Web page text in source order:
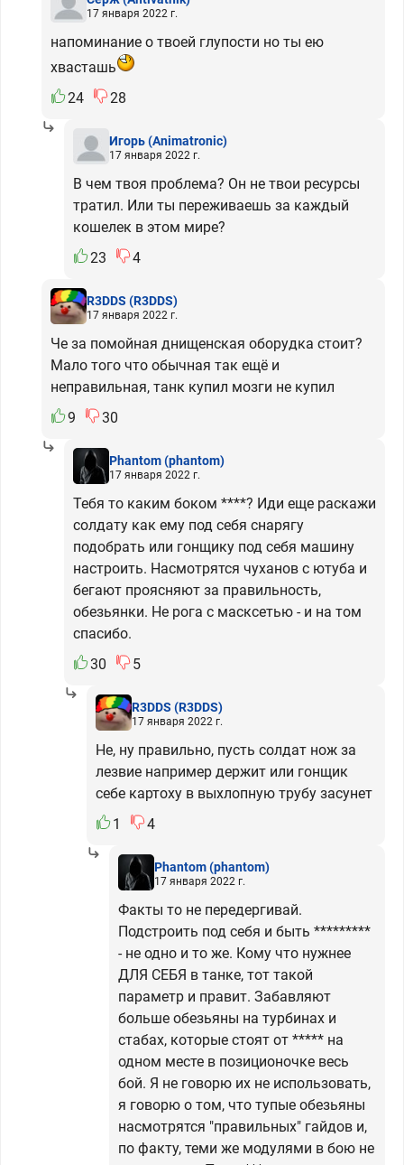
17 января 2022 г.
напоминание о твоей глупости но ты ею
хвасташь
24
28
Игорь(Animatronic)
17 января 2022 г.
В чем твоя проблема? Он не твои ресурсы
тратил. Или ты переживаешь за каждый
кошелек в этом мире?
23
4
R3DDS (R3DDS)
17 января 2022 г.
Че за помойная днищенская оборудка стоит?
Мало того что обычная так ещё и
неправильная, танк купил мозги не купил
9
30
Phantom(phantom)
17 января 2022 г.
Тебя то каким боком ****? Иди еще раскажи
солдату как ему под себя снарягу
подобрать или гонщику под себя машину
настроить. Насмотрятся чуханов с ютуба и
бегают проясняют за правильность,
обезьянки. Не рога с масксетью - и на том
спасибо.
30
5
R3DDS (R3DDS)
17 января 2022 г.
Не, ну правильно, пусть солдат нож за
лезвие например держит или гонщик
себе картоху в выхлопную трубу засунет
1
4
Phantom(phantom)
17 января 2022 г.
Факты то не передергивай.
Подстроить под себя и быть *********
- не одно и то же. Кому что нужнее
ДЛЯ СЕБЯ в танке, тот такой
параметр и правит. Забавляют
больше обезьяны на турбинах и
стабах, которые стоят от ***** на
одном месте в позиционочке весь
бой. Я не говорю их не использовать,
я говорю о том, что тупые обезьяны
насмотрятся "правильных" гайдов и,
по факту, теми же модулями в бою не